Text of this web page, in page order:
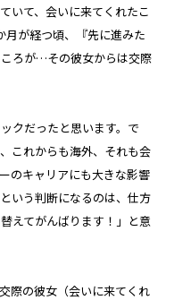
いて、会いに来てくれたこ
月が経つ頃、『先に進みた
ろが…その彼女からは交際
クだったと思います。で
これからも海外、それも会
のキャリアにも大きな影響
いう判断になるのは、仕方
えてがんばります！」と意
際の彼女（会いに来てくれ